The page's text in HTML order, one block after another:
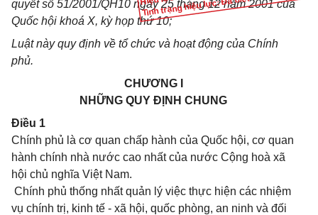
Tình trạng hiệu lực: Đã biết
quyết số 51/2001/QH10 ngày 25 tháng 12 năm 2001 của
Quốc hội khoá X, kỳ họp thứ 10;
Luật này quy định về tổ chức và hoạt động của Chính
phủ.
CHƯƠNG I
NHỮNG QUY ĐỊNH CHUNG
Điều 1
Chính phủ là cơ quan chấp hành của Quốc hội, cơ quan
hành chính nhà nước cao nhất của nước Cộng hoà xã
hội chủ nghĩa Việt Nam.
Chính phủ thống nhất quản lý việc thực hiện các nhiệm
vụ chính trị, kinh tế - xã hội, quốc phòng, an ninh và đối